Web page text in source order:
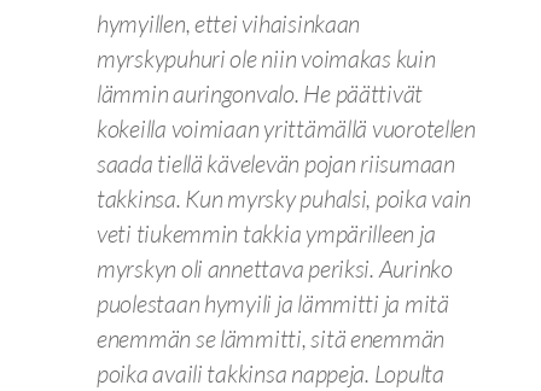
hymyillen, ettei vihaisinkaan
myrskypuhuri ole niin voimakas kuin
lämmin auringonvalo. He päättivät
kokeilla voimiaan yrittämällä vuorotellen
saada tiellä kävelevän pojan riisumaan
takkinsa. Kun myrsky puhalsi, poika vain
veti tiukemmin takkia ympärilleen ja
myrskyn oli annettava periksi. Aurinko
puolestaan hymyili ja lämmitti ja mitä
enemmän se lämmitti, sitä enemmän
poika availi takkinsa nappeja. Lopulta